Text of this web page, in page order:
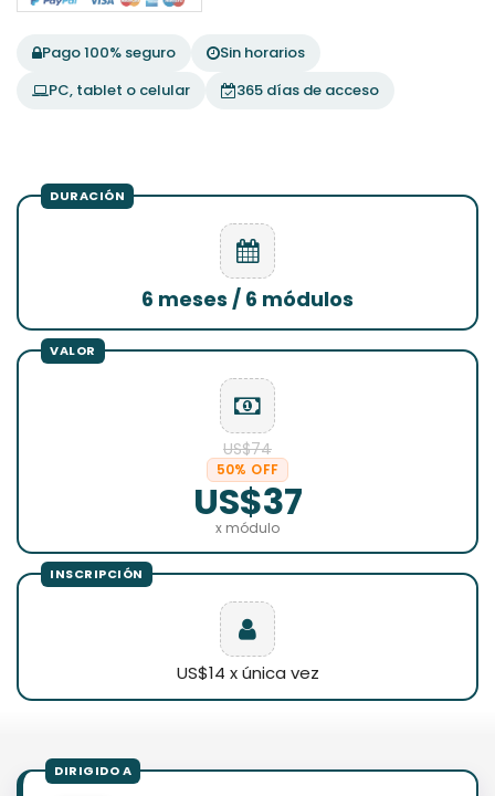
Pago 100% seguro
Sin horarios
PC, tablet o celular
365 días de acceso
6 meses / 6 módulos
US$74
50% OFF
US$37
x módulo
US$14 x única vez